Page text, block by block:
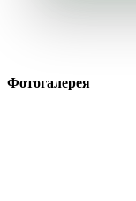
Фотогалерея